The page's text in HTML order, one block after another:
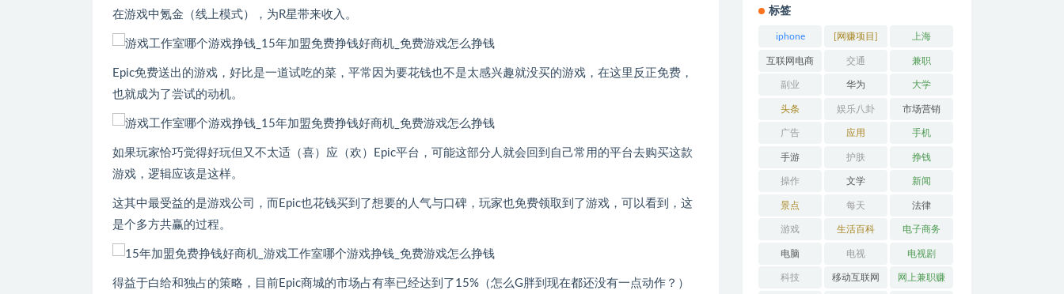
在游戏中氪金（线上模式），为R星带来收入。
Epic免费送出的游戏，好比是一道试吃的菜，平常因为要花钱也不是太感兴趣就没买的游戏，在这里反正免费，
也就成为了尝试的动机。
如果玩家恰巧觉得好玩但又不太适（喜）应（欢）Epic平台，可能这部分人就会回到自己常用的平台去购买这款
游戏，逻辑应该是这样。
这其中最受益的是游戏公司，而Epic也花钱买到了想要的人气与口碑，玩家也免费领取到了游戏，可以看到，这
是个多方共赢的过程。
得益于白给和独占的策略，目前Epic商城的市场占有率已经达到了15%（怎么G胖到现在都还没有一点动作？）
标签
iphone [网赚项目] 上海
互联网电商 交通 兼职
副业 华为 大学
头条 娱乐八卦 市场营销
广告 应用 手机
手游 护肤 挣钱
操作 文学 新闻
景点 每天 法律
游戏 生活百科 电子商务
电脑 电视 电视剧
科技 移动互联网 网上兼职赚